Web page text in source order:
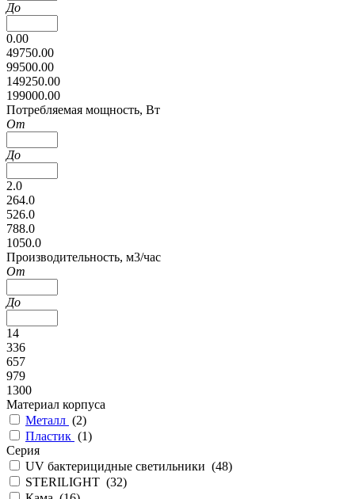
До
0.00
49750.00
99500.00
149250.00
199000.00
Потребляемая мощность, Вт
От
До
2.0
264.0
526.0
788.0
1050.0
Производительность, м3/час
От
До
14
336
657
979
1300
Материал корпуса
Металл (2)
Пластик (1)
Серия
UV бактерицидные светильники (48)
STERILIGHT (32)